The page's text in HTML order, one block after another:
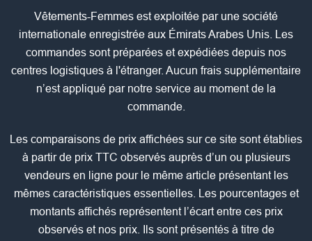
Vêtements-Femmes est exploitée par une société
internationale enregistrée aux Émirats Arabes Unis. Les
commandes sont préparées et expédiées depuis nos
centres logistiques à l'étranger. Aucun frais supplémentaire
n’est appliqué par notre service au moment de la
commande.
Les comparaisons de prix affichées sur ce site sont établies
à partir de prix TTC observés auprès d’un ou plusieurs
vendeurs en ligne pour le même article présentant les
mêmes caractéristiques essentielles. Les pourcentages et
montants affichés représentent l’écart entre ces prix
observés et nos prix. Ils sont présentés à titre de